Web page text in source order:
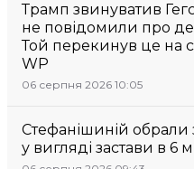
Трамп звинуватив
не повідомили про
Той перекинув це на
WP
06 серпня 2026 10:05
Стефанішиній обрали
у вигляді застави в 6